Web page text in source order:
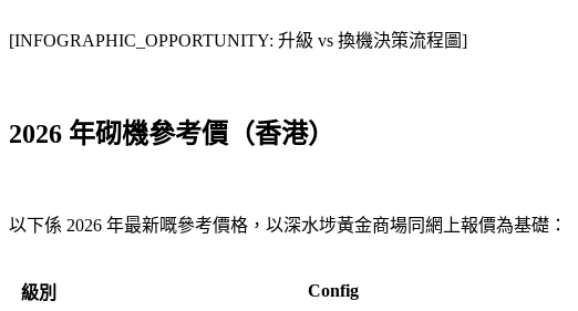
[INFOGRAPHIC_OPPORTUNITY: 升級 vs 換機決策流程圖]
2026 年砌機參考價（香港）
以下係 2026 年最新嘅參考價格，以深水埗黃金商場同網上報價為基礎：
級別 Config